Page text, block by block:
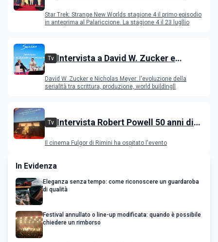
Romijn, Anson Mount
Star Trek: Strange New Worlds stagione 4 il primo episodio
in anteprima al Palariccione. La stagione 4 il 23 lugllio
Tv Intervista a David W. Zucker e
serialità internazionale
David W. Zucker e Nicholas Meyer: l'evoluzione della
serialità tra scrittura, produzione, world buildingll
Tv Intervista Robert Powell 50 anni di
pubblico
Il cinema Fulgor di Rimini ha ospitato l'evento
In Evidenza
Eleganza senza tempo: come riconoscere un guardaroba
di qualità
Festival annullato o line-up modificata: quando è possibile
chiedere un rimborso